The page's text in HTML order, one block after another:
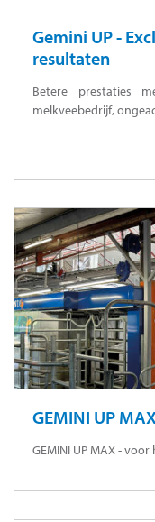
Gemini UP -
resultaten
Betere prestaties
melkveebedrijf,
GEMINI UP
GEMINI UP MAX -